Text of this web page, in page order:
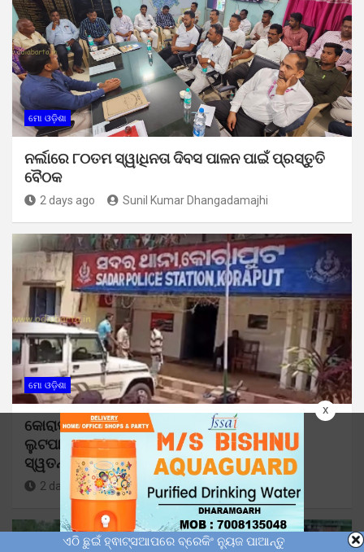
x
ମୋ ଓଡ଼ିଶା
ନର୍ଲାରେ ୮୦ତମ ସ୍ୱାଧିନତା ଦିବସ ପାଳନ ପାଇଁ ପ୍ରସ୍ତୁତି
ବୈଠକ
2 days ago Sunil Kumar Dhangadamajhi
ମୋ ଓଡ଼ିଶା
କୋରାପୁଟରେ ଚାଞ୍ଚଲ୍ୟ: ଯୁବତୀଙ୍କୁ ଟଣାଓଟରା ଓ
ଲୁଟପାଟ୍ ଅଭିଯୋଗ, ୪ ଯୁବକଙ୍କୁ ଧରିବାକୁ ପୁଲିସର
ସ୍ୱତନ୍ତ୍ର ଟିମ୍
2 days ago Sunil Kumar Dhangadamajhi
ଏଠି ଛୁଇଁ ହ୍ଵାଟ୍ସଆପରେ ବ୍ରେକିଂ ନ୍ୟୁଜ ପାଆନ୍ତୁ